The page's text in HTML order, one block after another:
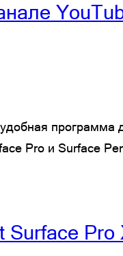
Pro и Surface
Pro